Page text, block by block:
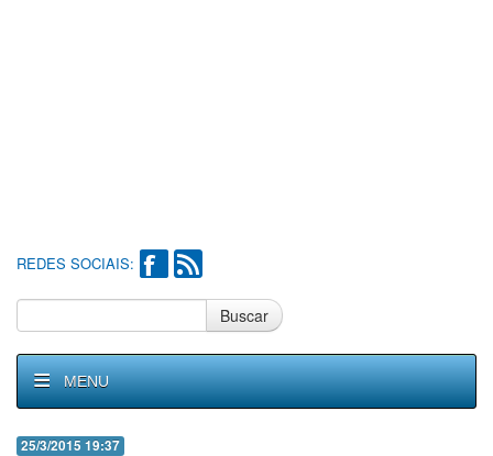
REDES SOCIAIS:
Buscar
MENU
25/3/2015 19:37